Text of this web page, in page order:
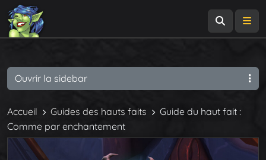
Accueil Guides des hauts faits
Guide du haut fait :
Comme par enchantement
Ouvrir la sidebar